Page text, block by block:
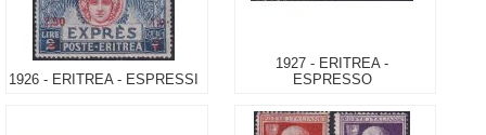
1926 - ERITREA - ESPRESSI
1927 - ERITREA -
ESPRESSO